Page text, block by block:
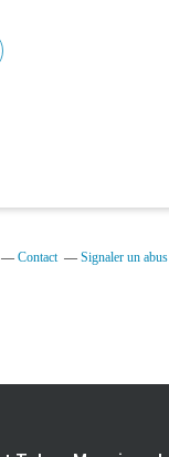
Contact Signaler un abus